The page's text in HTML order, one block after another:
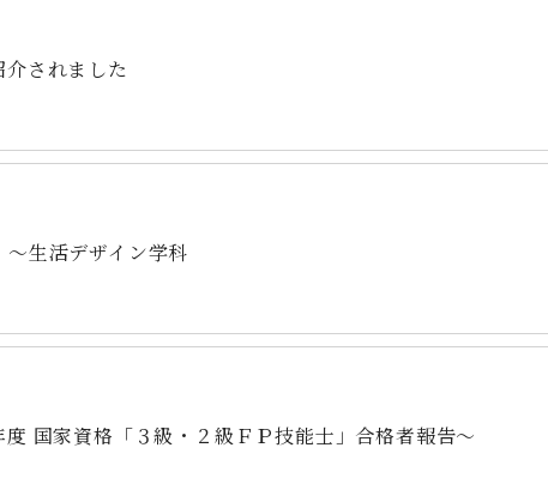
されました
生活デザイン学科
国家資格「３級・２級ＦＰ技能士」合格者報告～